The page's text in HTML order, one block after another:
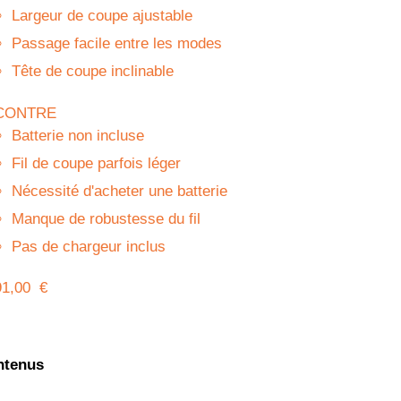
Largeur de coupe ajustable
Passage facile entre les modes
Tête de coupe inclinable
Batterie non incluse
Fil de coupe parfois léger
Nécessité d'acheter une batterie
Manque de robustesse du fil
Pas de chargeur inclus
€